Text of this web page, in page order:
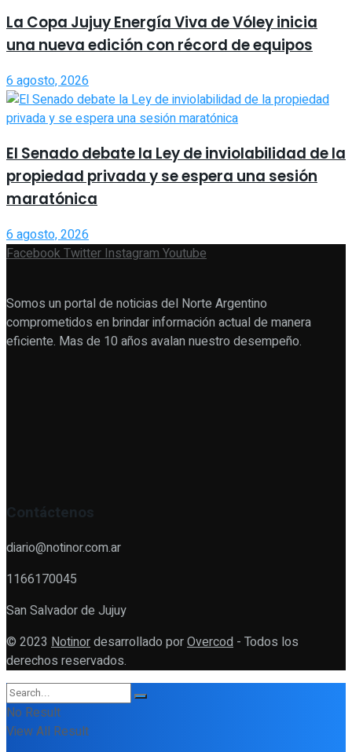
La Copa Jujuy Energía Viva de Vóley inicia
una nueva edición con récord de equipos
6 agosto, 2026
El Senado debate la Ley de inviolabilidad de la
propiedad privada y se espera una sesión
maratónica
6 agosto, 2026
FacebookTwitterInstagramYoutube
Somos un portal de noticias del Norte Argentino
comprometidos en brindar información actual de manera
eficiente. Mas de 10 años avalan nuestro desempeño.
Contáctenos
diario@notinor.com.ar
1166170045
San Salvador de Jujuy
© 2023 Notinordesarrollado porOvercod - Todos los
derechos reservados.
No Result
View All Result